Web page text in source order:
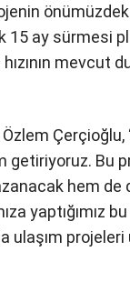
15 ay sürmesi
mevcut
Çerçioğlu,
Bu
hem
yaptığımız bu
ulaşım